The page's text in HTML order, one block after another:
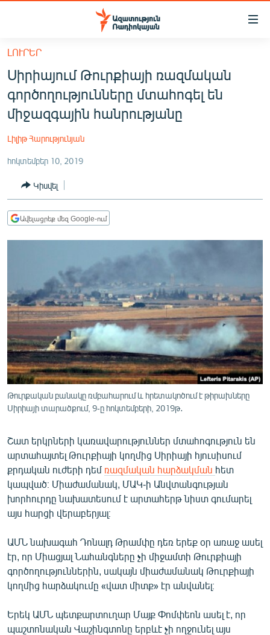
Մատչելիության
հիմնական
բովանդակությանը
հիմնական
մենյուին
ՀԱՅԱՍՏԱՆ
ՔԱՂԱՔԱԿԱՆ
ՏՆՏԵՍՈՒԹՅՈՒՆ
ՂԱՐԱԲԱՂ
ՄԻՋԱԶԳԱՅԻՆ
ՄՇԱԿՈՒՅԹ
ՍՊՈՐՏ
ՄԵԿՆԱԲԱՆՈՒԹՅՈՒՆ
ՏՏ ԵՒ ԻՆՏԵՐՆԵՏ
ԱՐԽԻՎ
ԲԱՆԱՎԵՃ
ՁԳՏԵԼՈՎ ԼԱՎԱԳՈՒՅՆԻՆ
ՓՈԴՔԱՍԹ
English
Русский
ԼՈՒՐԵՐ
Սիրիայում Թուրքիայի ռազմական
գործողությունները մտահոգել են
միջազգային հանրությանը
Լիլիթ Հարությունյան
հոկտեմբեր 10, 2019
Կիսվել
Ավելացրեք մեզ Google-ում
Թուրքական բանակը ռմբահարում և հրետակոծում է թիրախները
Սիրիայի տարածքում, 9-ը հոկտեմբերի, 2019թ․
Շատ երկրների կառավարություններ մտահոգություն են
արտահայտել Թուրքիայի կողմից Սիրիայի հյուսիսում
քրդական ուժերի դեմ ռազմական հարձակման հետ
կապված։ Միաժամանակ, ՄԱԿ-ի Անվտանգության
խորհուրդը նախատեսում է արտահերթ նիստ գումարել
այս հարցի վերաբերյալ։
ԱՄՆ նախագահ Դոնալդ Թրամփը դեռ երեք օր առաջ ասել
էր, որ Միացյալ Նահանգները չի միջամտի Թուրքիայի
գործողություններին, սակայն միաժամանակ Թուրքիայի
կողմից հարձակումը «վատ միտք» էր անվանել։
Երեկ ԱՄՆ պետքարտուղար Մայք Փոմփեոն ասել է, որ
պաշտոնական Վաշինգտոնը երբևէ չի ողջունել այս